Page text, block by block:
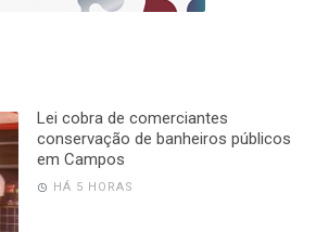
Lei cobra de comerciantes
conservação de banheiros públicos
em Campos
HÁ 5 HORAS